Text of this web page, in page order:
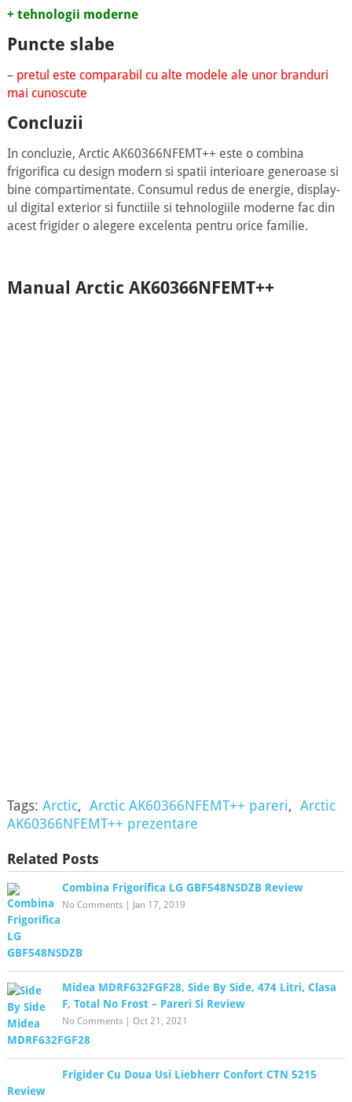
+ tehnologii moderne
Puncte slabe
–pretul este comparabil cu alte modele ale unor branduri
mai cunoscute
Concluzii
In concluzie, Arctic AK60366NFEMT++ este o combina
frigorifica cu design modern si spatii interioare generoase si
bine compartimentate. Consumul redus de energie, display-
ul digital exterior si functiile si tehnologiile moderne fac din
acest frigider o alegere excelenta pentru orice familie.
Manual Arctic AK60366NFEMT++
Tags: Arctic, Arctic AK60366NFEMT++ pareri, Arctic
AK60366NFEMT++ prezentare
Related Posts
Combina Frigorifica LG GBF548NSDZB Review
No Comments| Jan 17, 2019
Midea MDRF632FGF28, Side By Side, 474 Litri, Clasa
F, Total No Frost – Pareri Si Review
No Comments| Oct 21, 2021
Frigider Cu Doua Usi Liebherr Confort CTN 5215
Review